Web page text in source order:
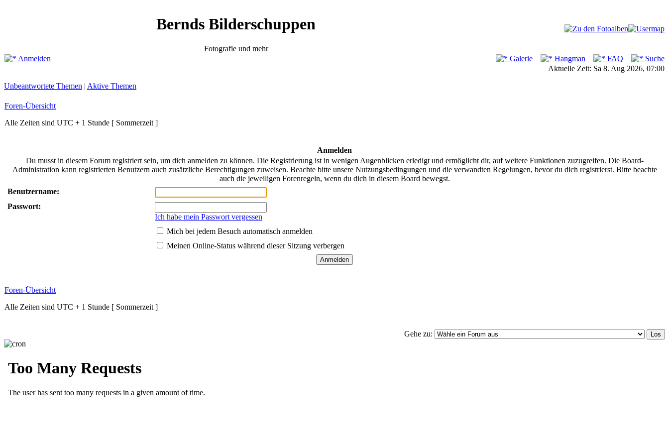
Bernds Bilderschuppen
Fotografie und mehr
Anmelden
Galerie Hangman FAQ
Suche
Aktuelle Zeit: Sa 8. Aug 2026, 07:00
Unbeantwortete Themen | Aktive Themen
Foren-Übersicht
Alle Zeiten sind UTC + 1 Stunde [ Sommerzeit ]
Anmelden
Du musst in diesem Forum registriert sein, um dich anmelden zu können. Die Registrierung ist in wenigen Augenblicken erledigt und ermöglicht dir, auf weitere Funktionen zuzugreifen. Die Board-
Administration kann registrierten Benutzern auch zusätzliche Berechtigungen zuweisen. Beachte bitte unsere Nutzungsbedingungen und die verwandten Regelungen, bevor du dich registrierst. Bitte beachte
auch die jeweiligen Forenregeln, wenn du dich in diesem Board bewegst.
Benutzername:
Passwort:
Ich habe mein Passwort vergessen
Mich bei jedem Besuch automatisch anmelden
Meinen Online-Status während dieser Sitzung verbergen
Foren-Übersicht
Alle Zeiten sind UTC + 1 Stunde [ Sommerzeit ]
Gehe zu: